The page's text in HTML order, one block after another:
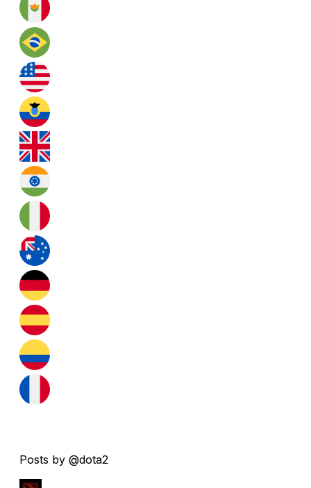
Posts by @dota2